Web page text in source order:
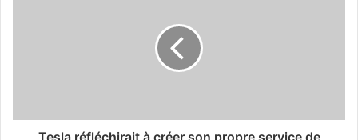
Tesla réfléchirait à créer son propre service de